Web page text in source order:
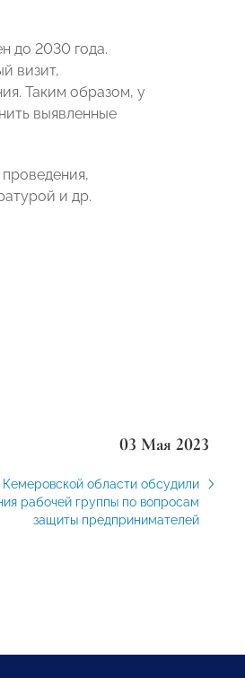
до 2030 года.
визит,
Таким образом, у
выявленные
и др.
03 Мая 2023
области обсудили
рабочей группы по вопросам
защиты предпринимателей